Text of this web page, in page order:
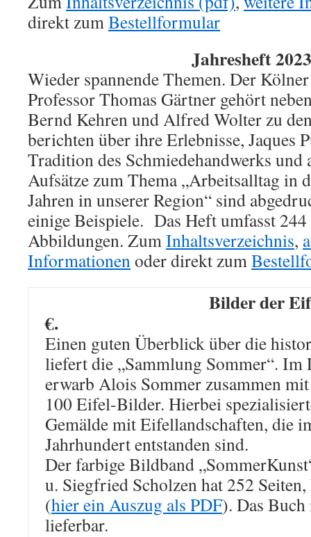
direkt zumBestellformular
Jahresheft
Wieder spannende Themen. Der
Professor Thomas Gärtner gehört
Bernd Kehren und Alfred Wolter zu
berichten über ihre Erlebnisse, Jaques
Tradition des Schmiedehandwerks und
Aufsätze zum Thema „Arbeitsalltag in
Jahren in unserer Region“ sind
einige Beispiele. Das Heft umfasst
Abbildungen. ZumInhaltsverzeichnis,
Informationenoder direkt zum
Bilder der
€.
Einen guten Überblick über die
liefert die „Sammlung Sommer“. Im
erwarb Alois Sommer zusammen
100 Eifel-Bilder. Hierbei
Gemälde mit Eifellandschaften, die
Jahrhundert entstanden sind.
Der farbige Bildband
u. Siegfried Scholzen hat 252
(hier ein Auszug als PDF). Das
lieferbar.